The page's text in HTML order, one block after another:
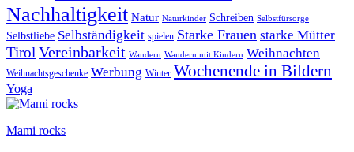
Nachhaltigkeit Natur Naturkinder Schreiben Selbstfürsorge
Selbstliebe Selbständigkeit spielen Starke Frauen starke Mütter
Tirol Vereinbarkeit Wandern Wandern mit Kindern Weihnachten
Weihnachtsgeschenke Werbung Winter Wochenende in Bildern
Yoga
Mami rocks